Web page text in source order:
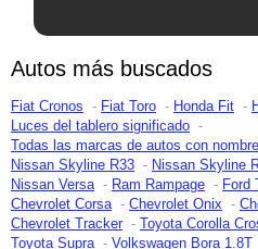
Autos más buscados
Fiat Cronos Fiat Toro Honda Fit
Luces del tablero significado
Todas las marcas de autos con
Nissan Skyline R33
Nissan Skyline
Nissan Versa
Ram Rampage Ford
Chevrolet Corsa
Chevrolet Onix
Chevrolet Tracker
Toyota Corolla
Toyota Supra
Volkswagen Bora 1.8T